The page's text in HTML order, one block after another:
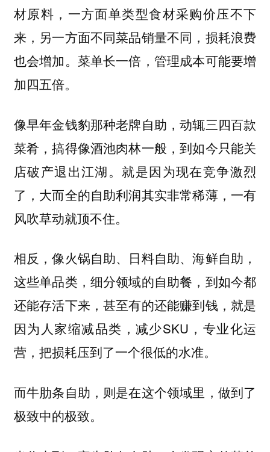
材原料，一方面单类型食材采购价压不下
来，另一方面不同菜品销量不同，损耗浪费
也会增加。菜单长一倍，管理成本可能要增
加四五倍。
像早年金钱豹那种老牌自助，动辄三四百款
菜肴，搞得像酒池肉林一般，到如今只能关
店破产退出江湖。就是因为现在竞争激烈
了，大而全的自助利润其实非常稀薄，一有
风吹草动就顶不住。
相反，像火锅自助、日料自助、海鲜自助，
这些单品类，细分领域的自助餐，到如今都
还能存活下来，甚至有的还能赚到钱，就是
因为人家缩减品类，减少SKU，专业化运
营，把损耗压到了一个很低的水准。
而牛肋条自助，则是在这个领域里，做到了
极致中的极致。